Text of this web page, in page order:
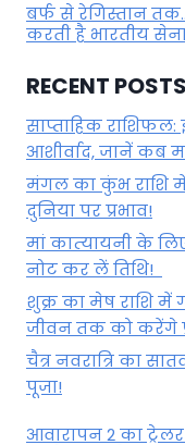
बर्फ से रेगिस्तान
करती है भारतीय
RECENT POSTS
साप्ताहिक
आशीर्वाद, जानें कब
मंगल का कुंभ राशि
दुनिया पर प्रभाव!
मां कात्‍यायनी के लिए
नोट कर लें तिथि!
शुक्र का मेष राशि में
जीवन तक को करेंगे
चैत्र नवरात्रि का
पूजा!
आवारापन 2 का